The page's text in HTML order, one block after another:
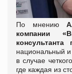
По мнению
компании
национальный
в случае
где каждая из